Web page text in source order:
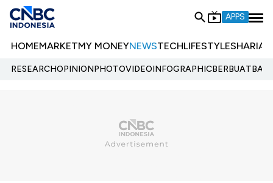
APPS
HOMEMARKETMY MONEYNEWSTECHLIFESTYLESHARIA
RESEARCHOPINIONPHOTOVIDEOINFOGRAPHIC